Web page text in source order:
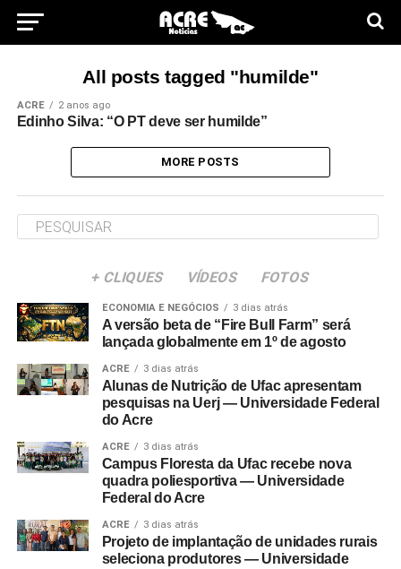
All posts tagged "humilde"
ACRE 2 anos ago
Edinho Silva: “O PT deve ser humilde”
MORE POSTS
+ CLIQUES VÍDEOS FOTOS
ECONOMIA E NEGÓCIOS 3 dias atrás
A versão beta de “Fire Bull Farm” será
lançada globalmente em 1º de agosto
ACRE 3 dias atrás
Alunas de Nutrição de Ufac apresentam
pesquisas na Uerj — Universidade Federal
do Acre
ACRE 3 dias atrás
Campus Floresta da Ufac recebe nova
quadra poliesportiva — Universidade
Federal do Acre
ACRE 3 dias atrás
Projeto de implantação de unidades rurais
seleciona produtores — Universidade